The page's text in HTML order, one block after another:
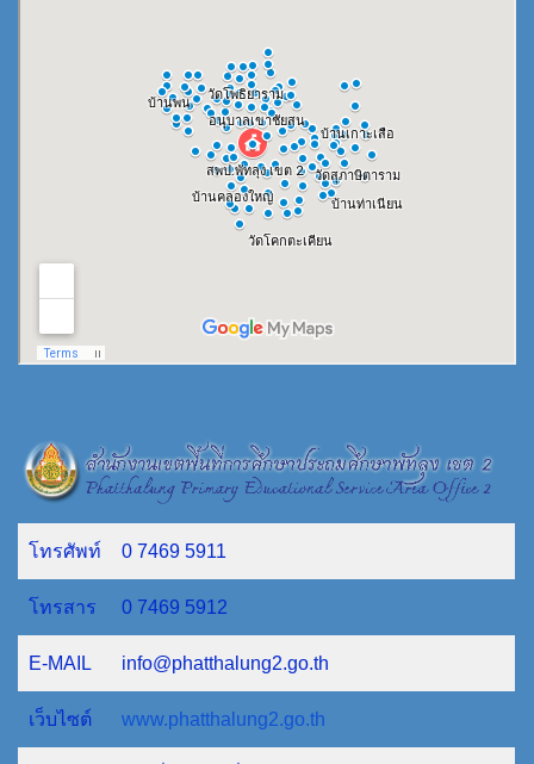
โทรศัพท์ 0 7469 5911
โทรสาร 0 7469 5912
E-MAIL info@phatthalung2.go.th
เว็บไซต์ www.phatthalung2.go.th